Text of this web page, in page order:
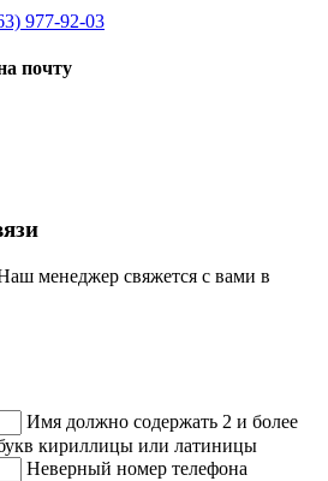
977-92-03
почту
менеджер свяжется с вами в
Имя должно содержать 2 и более
кириллицы или латиницы
Неверный номер телефона